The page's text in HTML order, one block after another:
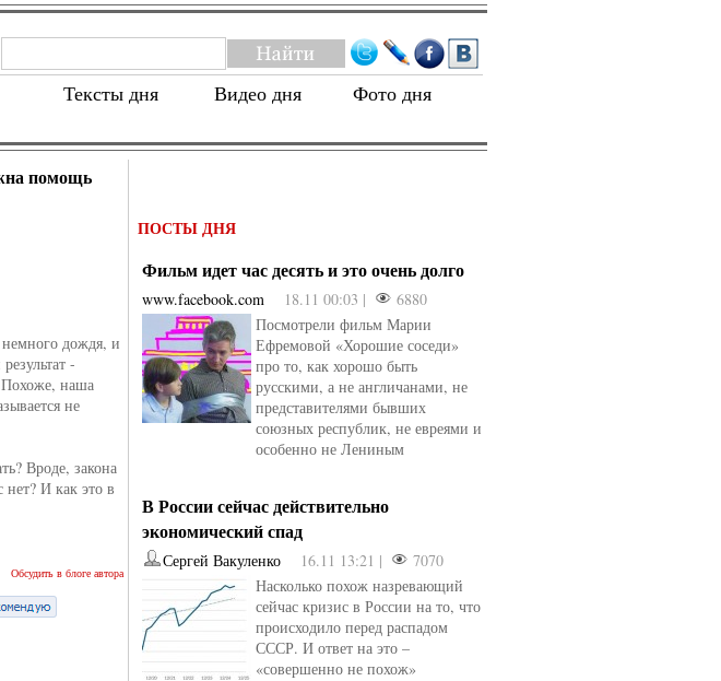
Тексты дня Видео дня Фото дня
помощь
дождя, и
-
Похоже, наша
не
Вроде, закона
И как это в
Обсудить в блоге автора
ПОСТЫ ДНЯ
Фильм идет час десять и это очень долго
www.facebook.com 18.11 00:03 |
6880
Посмотрели фильм Марии
Ефремовой «Хорошие соседи»
про то, как хорошо быть
русскими, а не англичанами, не
представителями бывших
союзных республик, не евреями и
особенно не Лениным
В России сейчас действительно
экономический спад
Сергей Вакуленко 16.11 13:21 |
7070
Насколько похож назревающий
сейчас кризис в России на то, что
происходило перед распадом
СССР. И ответ на это –
«совершенно не похож»